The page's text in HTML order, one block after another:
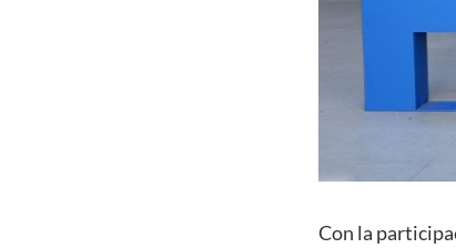
Con la